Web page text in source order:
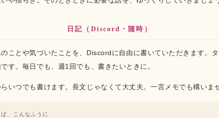
日記（Discord・随時）
ことや気づいたことを、Discordに自由に書いていただきます。
す。毎日でも、週1回でも、書きたいときに。
いつでも書けます。長文じゃなくて大丈夫。一言メモでも構いま
、こんなふうに